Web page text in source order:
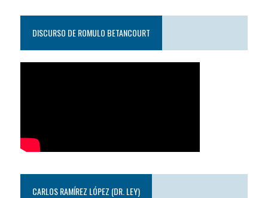
DISCURSO DE ROMULO BETANCOURT
CARLOS RAMÍREZ LÓPEZ (DR. LEY)